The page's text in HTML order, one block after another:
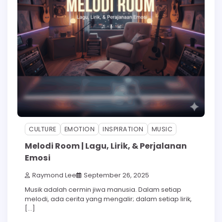
CULTURE EMOTION INSPIRATION MUSIC
Melodi Room | Lagu, Lirik, & Perjalanan
Emosi
Raymond Lee September 26, 2025
Musik adalah cermin jiwa manusia. Dalam setiap
melodi, ada cerita yang mengalir; dalam setiap lirik,
[…]